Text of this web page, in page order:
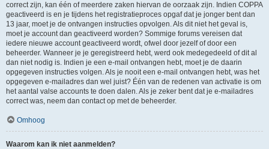
correct zijn, kan één of meerdere zaken hiervan de oorzaak zijn. Indien COPPA
geactiveerd is en je tijdens het registratieproces opgaf dat je jonger bent dan
13 jaar, moet je de ontvangen instructies opvolgen. Als dit niet het geval is,
moet je account dan geactiveerd worden? Sommige forums vereisen dat
iedere nieuwe account geactiveerd wordt, ofwel door jezelf of door een
beheerder. Wanneer je je geregistreerd hebt, werd ook medegedeeld of dit al
dan niet nodig is. Indien je een e-mail ontvangen hebt, moet je de daarin
opgegeven instructies volgen. Als je nooit een e-mail ontvangen hebt, was het
opgegeven e-mailadres dan wel juist? Één van de redenen van activatie is om
het aantal valse accounts te doen dalen. Als je zeker bent dat je e-mailadres
correct was, neem dan contact op met de beheerder.
Omhoog
Waarom kan ik niet aanmelden?